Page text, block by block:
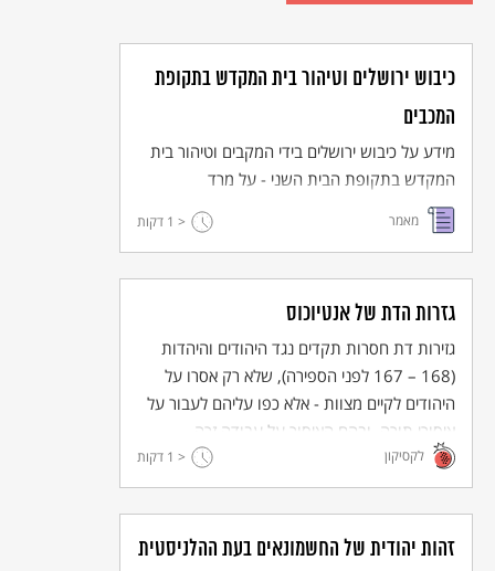
כיבוש ירושלים וטיהור בית המקדש בתקופת
המכבים
מידע על כיבוש ירושלים בידי המקבים וטיהור בית
המקדש בתקופת הבית השני - על מרד
החשמונאים בירושלים ומלחמתם ביוונים (נגד
המלך אנטיוכוס אפיפנס).
מאמר < 1 דקות
גזרות הדת של אנטיוכוס
גזירות דת חסרות תקדים נגד היהודים והיהדות
(168 – 167 לפני הספירה), שלא רק אסרו על
היהודים לקיים מצוות - אלא כפו עליהם לעבור על
איסורי תורה, ובהם האיסור על עבודה זרה.
לקסיקון < 1 דקות
זהות יהודית של החשמונאים בעת ההלניסטית